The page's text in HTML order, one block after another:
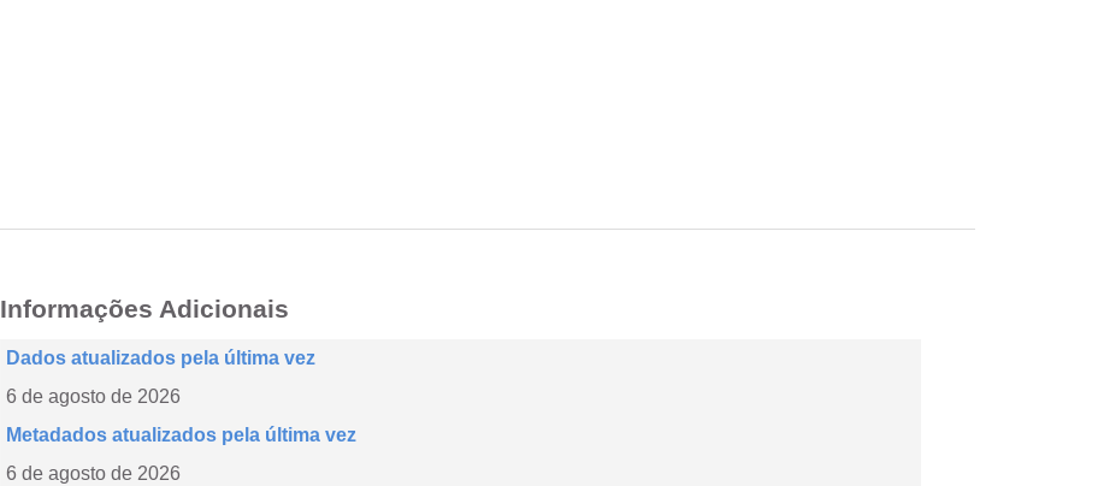
Informações Adicionais
Dados atualizados pela última vez
6 de agosto de 2026
Metadados atualizados pela última vez
6 de agosto de 2026